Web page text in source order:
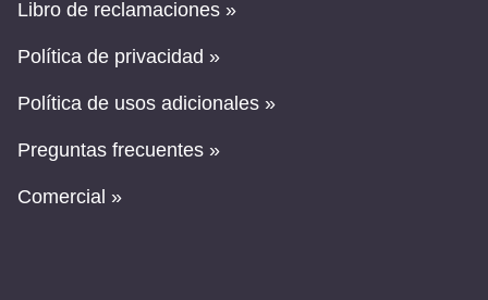
Libro de reclamaciones »
Política de privacidad »
Política de usos adicionales »
Preguntas frecuentes »
Comercial »